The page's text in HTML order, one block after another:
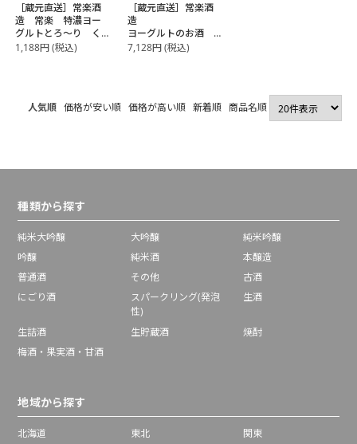
［蔵元直送］常楽酒
造 常楽 特濃ヨー
グルトとろ～り く
まモンデザイン
1,188円(税込)
［蔵元直送］常楽酒
造
ヨーグルトのお酒
まとめ買い 6本セッ
7,128円(税込)
人気順 価格が安い順 価格が高い順 新着順 商品名順
種類から探す
純米大吟醸 大吟醸
純米吟醸
吟醸
純米酒
本醸造
普通酒
その他
古酒
にごり酒
スパークリング(発泡
性)
生酒
生詰酒 生貯蔵酒
焼酎
梅酒・果実酒・甘酒
地域から探す
北海道 東北
関東